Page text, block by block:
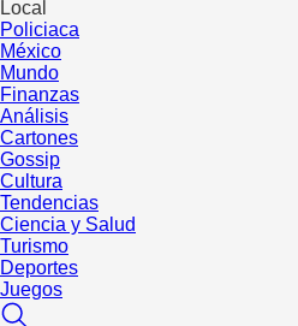
Local
Policiaca
México
Mundo
Finanzas
Análisis
Cartones
Gossip
Cultura
Tendencias
Ciencia y Salud
Turismo
Deportes
Juegos